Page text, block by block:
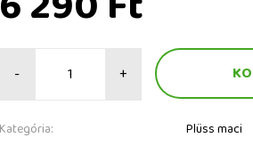
- +
Kategória: Plüss maci